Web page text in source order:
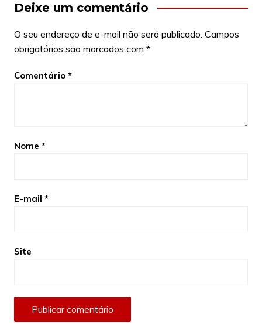
Deixe um comentário
O seu endereço de e-mail não será publicado. Campos
obrigatórios são marcados com *
Comentário *
Nome *
E-mail *
Site